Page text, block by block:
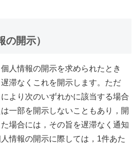
開示）
人情報の開示を求められたとき
滞なくこれを開示します。ただ
より次のいずれかに該当する場合
一部を開示しないこともあり，開
場合には，その旨を遅滞なく通知
情報の開示に際しては，1件あた